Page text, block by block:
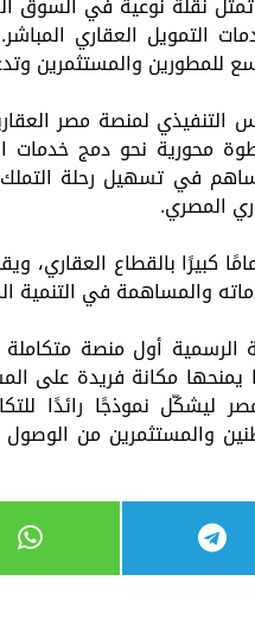
التمويل العقاري
للمطورين والمستثمرين
التنفيذي لمنصة مصر
محورية نحو دمج خدمات
في تسهيل رحلة
المصري.
كبيرًا بالقطاع العقاري،
والمساهمة في التنمية
الرسمية أول منصة
يمنحها مكانة فريدة على
ليشكّل نموذجًا رائدًا
والمستثمرين من